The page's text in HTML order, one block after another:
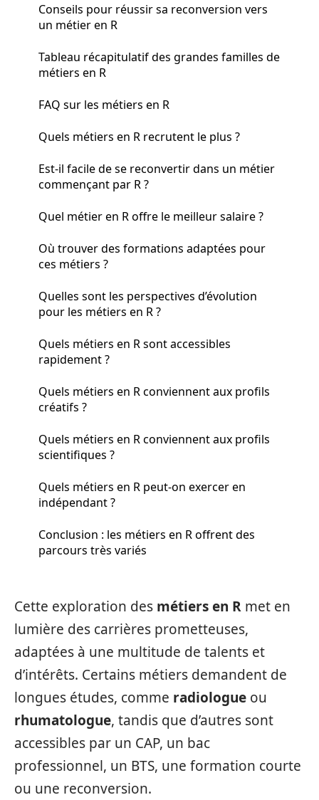
Conseils pour réussir sa reconversion vers
un métier en R
Tableau récapitulatif des grandes familles de
métiers en R
FAQ sur les métiers en R
Quels métiers en R recrutent le plus ?
Est-il facile de se reconvertir dans un métier
commençant par R ?
Quel métier en R offre le meilleur salaire ?
Où trouver des formations adaptées pour
ces métiers ?
Quelles sont les perspectives d’évolution
pour les métiers en R ?
Quels métiers en R sont accessibles
rapidement ?
Quels métiers en R conviennent aux profils
créatifs ?
Quels métiers en R conviennent aux profils
scientifiques ?
Quels métiers en R peut-on exercer en
indépendant ?
Conclusion : les métiers en R offrent des
parcours très variés
Cette exploration des métiers en R met en
lumière des carrières prometteuses,
adaptées à une multitude de talents et
d’intérêts. Certains métiers demandent de
longues études, comme radiologue ou
rhumatologue, tandis que d’autres sont
accessibles par un CAP, un bac
professionnel, un BTS, une formation courte
ou une reconversion.